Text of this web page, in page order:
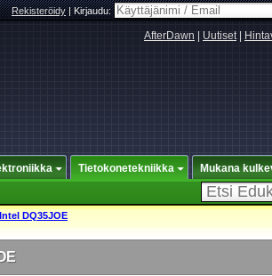
Rekisteröidy|Kirjaudu:
AfterDawn Uutiset|
Tietokonetekniikka Mukana
Intel DQ35JOE